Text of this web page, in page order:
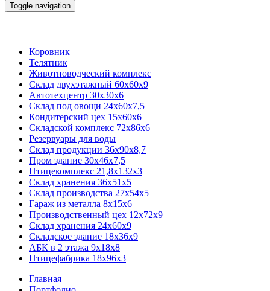
Toggle navigation
Коровник
Телятник
Животноводческий комплекс
Склад двухэтажный 60х60х9
Автотехцентр 30х30х6
Склад под овощи 24х60х7,5
Кондитерский цех 15х60х6
Складской комплекс 72х86х6
Резервуары для воды
Склад продукции 36х90х8,7
Пром здание 30х46х7,5
Птицекомплекс 21,8х132х3
Склад хранения 36х51х5
Склад производства 27х54х5
Гараж из металла 8х15х6
Производственный цех 12х72х9
Склад хранения 24х60х9
Складское здание 18х36х9
АБК в 2 этажа 9х18х8
Птицефабрика 18х96х3
Главная